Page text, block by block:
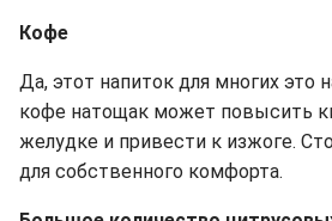
Кофе
Да, этот напиток для многих это
кофе натощак может повысить
желудке и привести к изжоге.
для собственного комфорта.